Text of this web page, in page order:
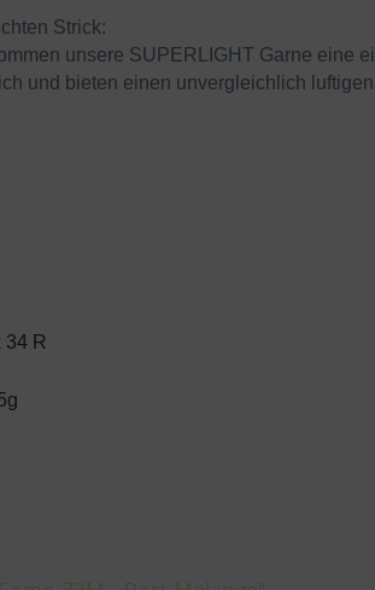
Strick:
unsere SUPER
LIGHT Garne eine
und bieten einen unvergleichlich
34 R